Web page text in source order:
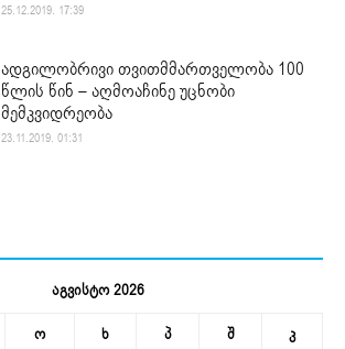
25.12.2019. 17:39
ადგილობრივი თვითმმართველობა 100
წლის წინ – აღმოაჩინე უცნობი
მემკვიდრეობა
23.11.2019. 01:31
აგვისტო 2026
ო ხ პ შ კ